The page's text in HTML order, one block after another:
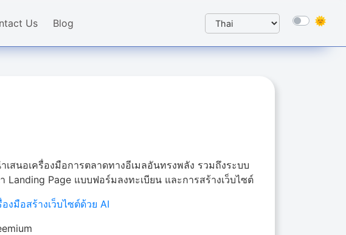
Us Blog
เสนอเครื่องมือการตลาดทางอีเมลอันทรงพลัง รวมถึงระบบ
Landing Page แบบฟอร์มลงทะเบียน และการสร้างเว็บไซต์
องมือสร้างเว็บไซต์ด้วย AI